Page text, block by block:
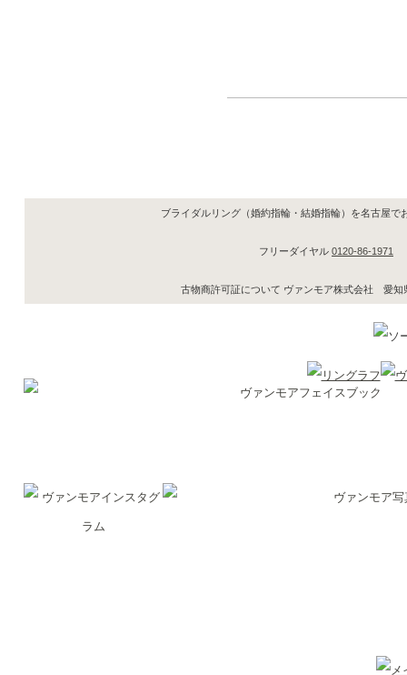
ブライダルリング（婚約指輪・結婚指輪）を名古屋
フリーダイヤル 0120-86-1971
古物商許可証について ヴァンモア株式会社 愛